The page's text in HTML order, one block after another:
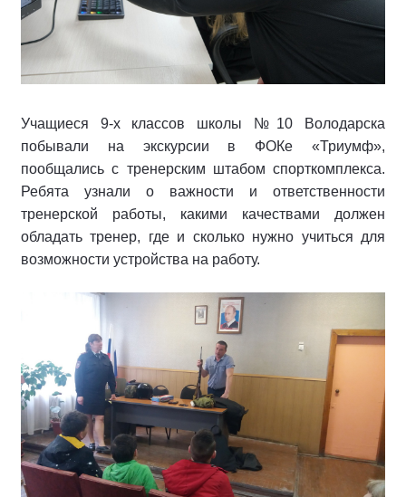
Учащиеся 9-х классов школы №10 Володарска
побывали на экскурсии в ФОКе «Триумф»,
пообщались с тренерским штабом спорткомплекса.
Ребята узнали о важности и ответственности
тренерской работы, какими качествами должен
обладать тренер, где и сколько нужно учиться для
возможности устройства на работу.